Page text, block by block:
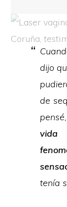
dijo
de
vida
tenía